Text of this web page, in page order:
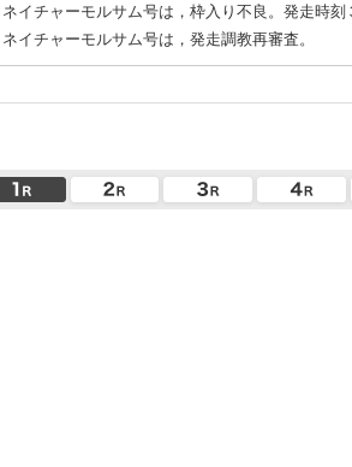
ネイチャーモルサム号は，枠入り不良。発走時刻
ネイチャーモルサム号は，発走調教再審査。